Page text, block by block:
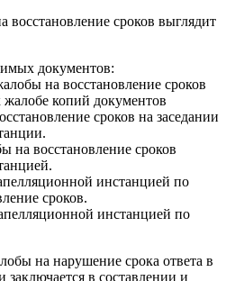
сроков выглядит
документов:
на восстановление сроков
копий документов
сроков на заседании
на восстановление сроков
инстанцией по
сроков.
инстанцией по
на нарушение срока ответа в
в составлении и